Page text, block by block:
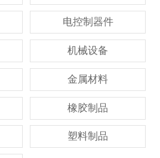
电控制器件
机械设备
金属材料
橡胶制品
塑料制品